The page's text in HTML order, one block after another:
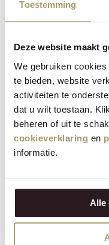
Toestemming
Deze website maakt
We gebruiken
te bieden, website
activiteiten te
dat u wilt toestaan.
beheren of uit te
cookieverklaring en
informatie.
Alle
R Ramazan Gökyer
15-02-2026, 14:50
Bester Käse einfach
M
15-02-2026, 13:29
A Andrea Hobrack